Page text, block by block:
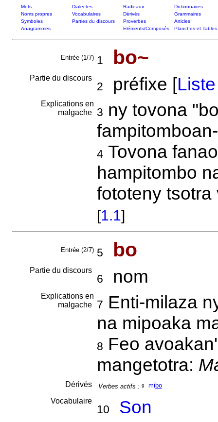
Mots Dialectes Radicaux
Dictionnaires
Noms propres
Vocabulaires Dérivés
Grammaires
Symboles
Parties du discours Proverbes
Articles
Anagrammes
Eléments/Composés Planches et Tables
Entrée (1/7) 1 bo~
Partie du discours
2 préfixe [
Explications en
malgache
3 ny tovona
4Tovona
hampitombo
fototeny
[1.1]
Entrée (2/7) 5 bo
Partie du discours
6 nom
Explications en
malgache
7 Enti-milaza
na mipoaka
8 Feo
mangetotra:
Dérivés Verbes actifs : 9 mi bo
Vocabulaire
10 Son